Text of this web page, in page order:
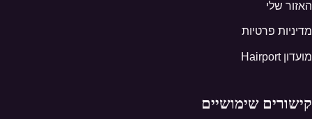
האזור שלי
מדיניות פרטיות
מועדון Hairport
קישורים שימושיים